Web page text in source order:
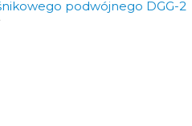
podwójnego DGG-2